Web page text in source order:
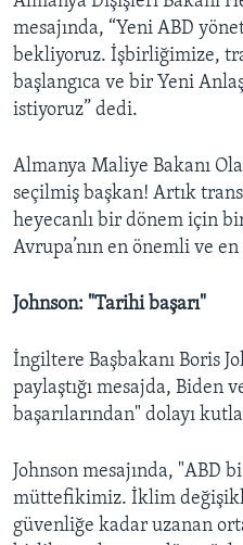
mesajında, “Yeni ABD
bekliyoruz. İşbirliğimize,
başlangıca ve bir Yeni
istiyoruz” dedi.
Almanya Maliye Bakanı
seçilmiş başkan! Artık
heyecanlı bir dönem için
Avrupa’nın en önemli ve
Johnson: "Tarihi başarı"
İngiltere Başbakanı Boris
paylaştığı mesajda, Biden
başarılarından" dolayı
Johnson mesajında, "ABD
müttefikimiz. İklim
güvenliğe kadar uzanan